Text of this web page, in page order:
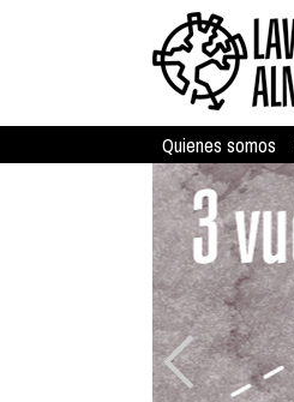
Quienes somos